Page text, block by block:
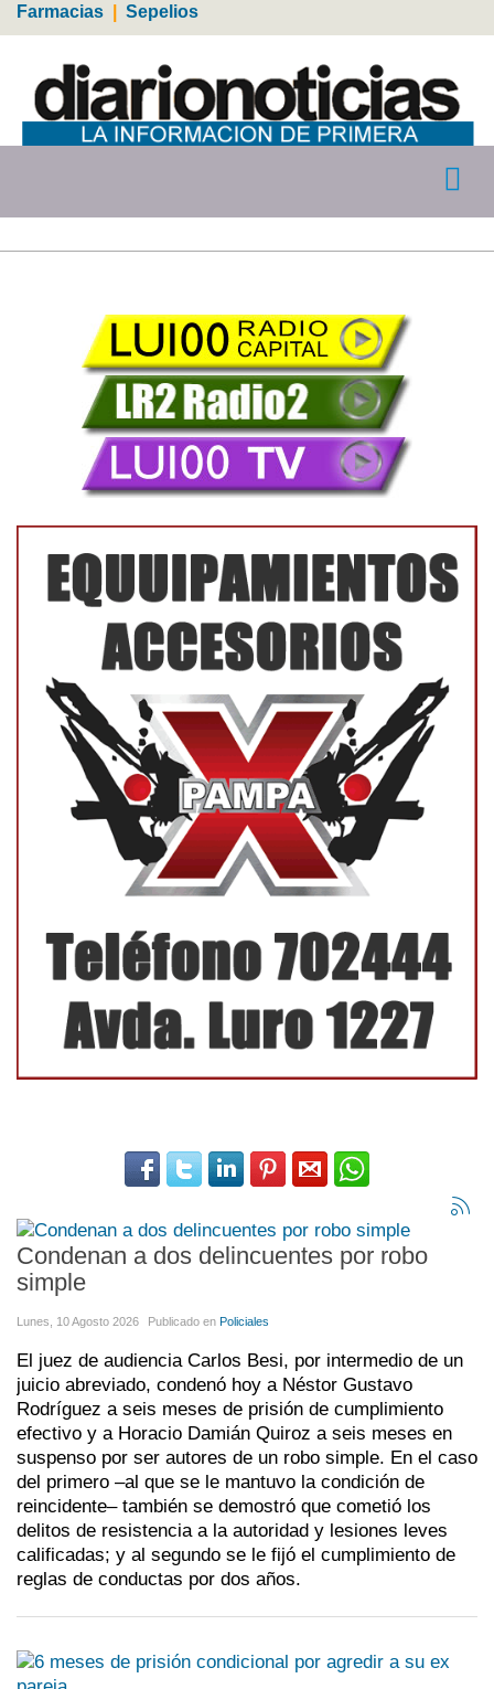
Farmacias Sepelios
Condenan a dos delincuentes por robo
simple
Lunes, 10 Agosto 2026 Publicado en Policiales
El juez de audiencia Carlos Besi, por intermedio de un
juicio abreviado, condenó hoy a Néstor Gustavo
Rodríguez a seis meses de prisión de cumplimiento
efectivo y a Horacio Damián Quiroz a seis meses en
suspenso por ser autores de un robo simple. En el caso
del primero –al que se le mantuvo la condición de
reincidente– también se demostró que cometió los
delitos de resistencia a la autoridad y lesiones leves
calificadas; y al segundo se le fijó el cumplimiento de
reglas de conductas por dos años.